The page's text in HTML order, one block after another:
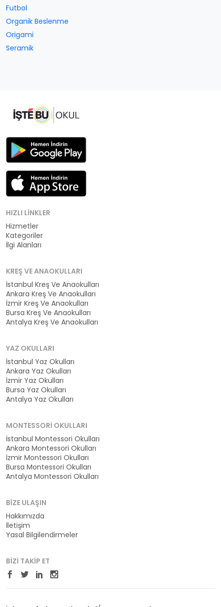
Futbol
Organik Beslenme
Origami
Seramik
HIZLI LINKLER
Hizmetler
Kategoriler
İlgi Alanları
KREŞ VE ANAOKULLARI
İstanbul Kreş Ve Anaokulları
Ankara Kreş Ve Anaokulları
İzmir Kreş Ve Anaokulları
Bursa Kreş Ve Anaokulları
Antalya Kreş Ve Anaokulları
YAZ OKULLARI
İstanbul Yaz Okulları
Ankara Yaz Okulları
İzmir Yaz Okulları
Bursa Yaz Okulları
Antalya Yaz Okulları
MONTESSORI OKULLARI
İstanbul Montessori Okulları
Ankara Montessori Okulları
İzmir Montessori Okulları
Bursa Montessori Okulları
Antalya Montessori Okulları
BIZE ULAŞIN
Hakkımızda
İletişim
Yasal Bilgilendirmeler
BIZI TAKIP ET